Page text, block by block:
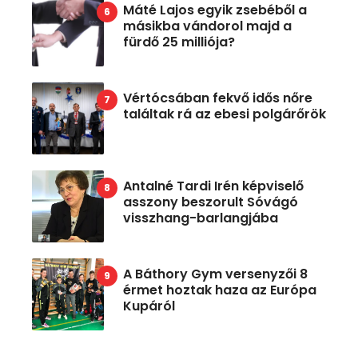
Máté Lajos egyik zsebéből a
másikba vándorol majd a
fürdő 25 milliója?
Vértócsában fekvő idős nőre
találtak rá az ebesi polgárőrök
Antalné Tardi Irén képviselő
asszony beszorult Sóvágó
visszhang-barlangjába
A Báthory Gym versenyzői 8
érmet hoztak haza az Európa
Kupáról